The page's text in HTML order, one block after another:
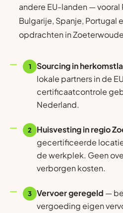
andere EU-landen — vooral
Bulgarije, Spanje, Portugal
opdrachten in
1 Sourcing in
lokale partners in de
certificaatcontrole
Nederland.
2 Huisvesting in regio
gecertificeerde
de werkplek. Geen
verborgen kosten.
3 Vervoer geregeld —
vergoeding eigen